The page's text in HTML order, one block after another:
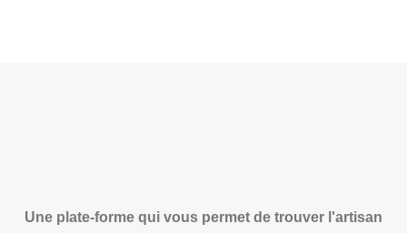
Une plate-forme qui vous permet de trouver l'artisan